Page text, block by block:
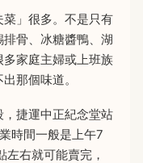
」很多。不是只有
骨、冰糖醬鴨、湖
家庭主婦或上班族
那個味道。
捷運中正紀念堂站
時間一般是上午7
右就可能賣完，